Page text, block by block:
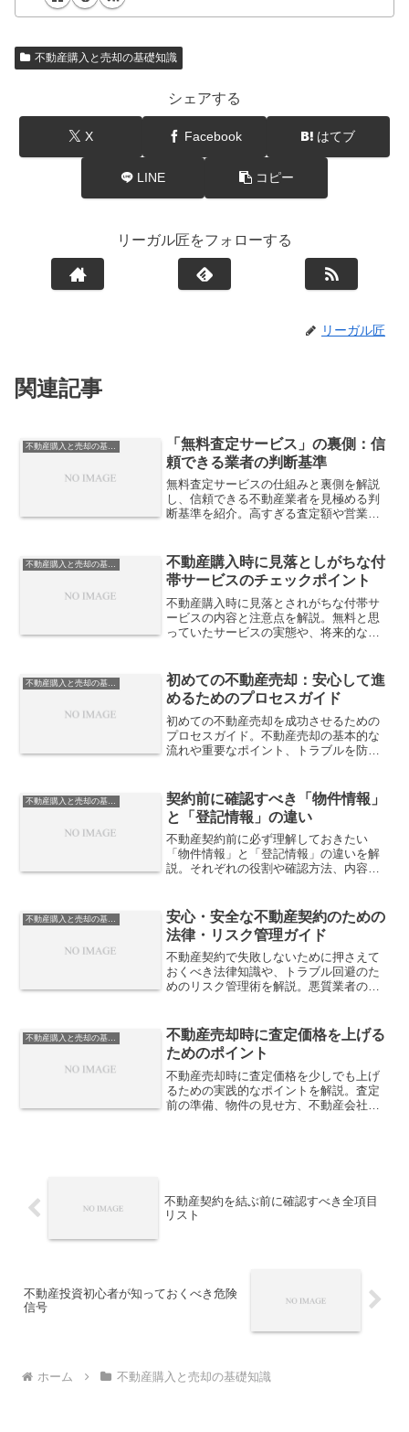
不動産購入と売却の基礎知識
シェアする
X Facebook はてブ
LINE コピー
リーガル匠をフォローする
リーガル匠
関連記事
「無料査定サービス」の裏側：信
頼できる業者の判断基準
無料査定サービスの仕組みと裏側を解説
し、信頼できる不動産業者を見極める判
断基準を紹介。高すぎる査定額や営業手
不動産購入と売却の基礎知識
不動産購入時に見落としがちな付
帯サービスのチェックポイント
不動産購入時に見落とされがちな付帯サ
ービスの内容と注意点を解説。無料と思
っていたサービスの実態や、将来的な費
します。
初めての不動産売却：安心して進
めるためのプロセスガイド
初めての不動産売却を成功させるための
プロセスガイド。不動産売却の基本的な
流れや重要なポイント、トラブルを防ぐ
契約前に確認すべき「物件情報」
と「登記情報」の違い
不動産契約前に必ず理解しておきたい
「物件情報」と「登記情報」の違いを解
説。それぞれの役割や確認方法、内容の
ます。
不動産購入と売却の基礎知識
安心・安全な不動産契約のための
法律・リスク管理ガイド
不動産契約で失敗しないために押さえて
おくべき法律知識や、トラブル回避のた
めのリスク管理術を解説。悪質業者の見
不動産売却時に査定価格を上げる
ためのポイント
不動産売却時に査定価格を少しでも上げ
るための実践的なポイントを解説。査定
前の準備、物件の見せ方、不動産会社と
不動産契約を結ぶ前に確認すべき全項目
リスト
不動産投資初心者が知っておくべき危険
信号
ホーム 不動産購入と売却の基礎知識